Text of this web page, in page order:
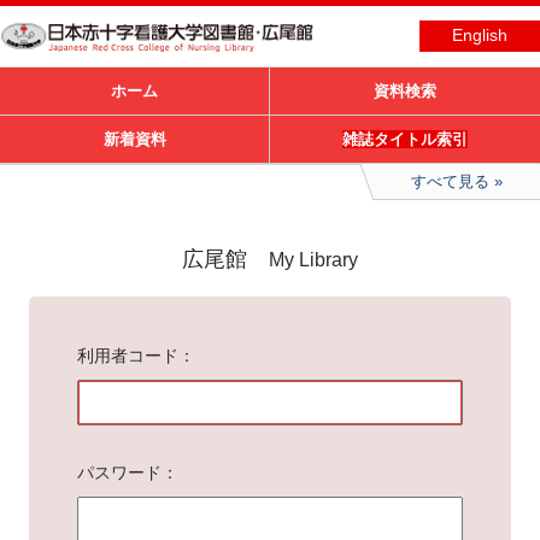
English
ホーム 資料検索
新着資料 雑誌タイトル索引
すべて見る
広尾館 My Library
利用者コード
パスワード